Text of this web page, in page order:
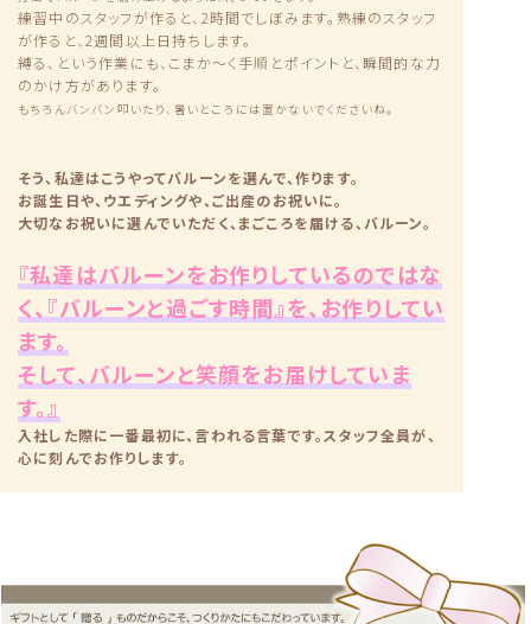
練習中のスタッフが作ると、2時間でしぼみます。熟練のスタッフ
が作ると、2週間以上日持ちします。
縛る、という作業にも、こまか〜く手順とポイントと、瞬間的な力
のかけ方があります。
もちろんバンバン叩いたり、暑いところには置かないでくださいね。
そう、私達はこうやってバルーンを選んで、作ります。
お誕生日や、ウエディングや、ご出産のお祝いに。
大切なお祝いに選んでいただく、まごころを届ける、バルーン。
『私達はバルーンをお作りしているのではな
く、『バルーンと過ごす時間』を、お作りしてい
ます。
そして、バルーンと笑顔をお届けしていま
す。』
入社した際に一番最初に、言われる言葉です。スタッフ全員が、
心に刻んでお作りします。